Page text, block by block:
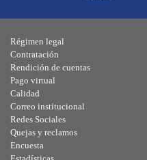
Régimen legal
Contratación
Rendición de cuentas
Pago virtual
Calidad
Correo institucional
Redes Sociales
Quejas y reclamos
Encuesta